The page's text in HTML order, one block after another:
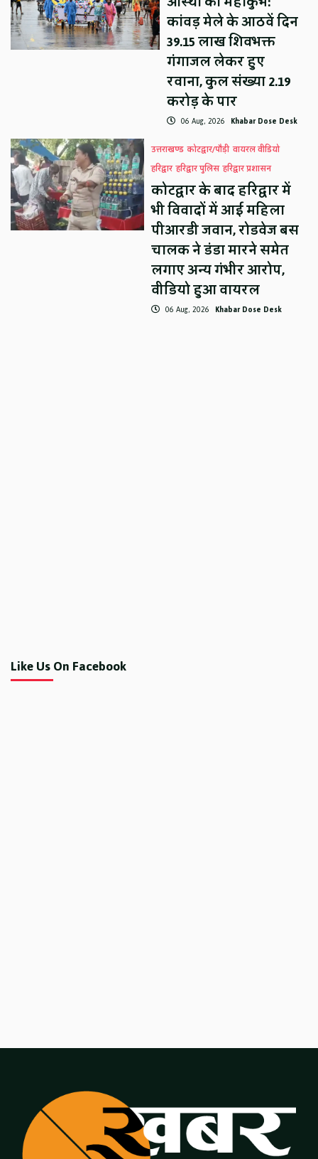
कांवड़ मेले के आठवें दिन
39.15 लाख शिवभक्त
गंगाजल लेकर हुए
रवाना, कुल संख्या 2.19
करोड़ के पार
06 Aug, 2026 Khabar Dose Desk
उत्तराखण्ड कोटद्वार/पौड़ी वायरल वीडियो
हरिद्वार हरिद्वार पुलिस हरिद्वार प्रशासन
कोटद्वार के बाद हरिद्वार में
भी विवादों में आई महिला
पीआरडी जवान, रोडवेज बस
चालक ने डंडा मारने समेत
लगाए अन्य गंभीर आरोप,
वीडियो हुआ वायरल
06 Aug, 2026 Khabar Dose Desk
Like Us On Facebook